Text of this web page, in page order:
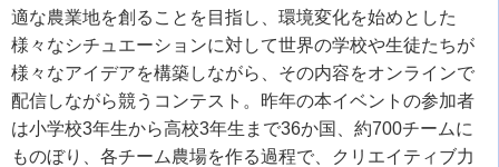
適な農業地を創ることを目指し、環境変化を始めとした
様々なシチュエーションに対して世界の学校や生徒たちが
様々なアイデアを構築しながら、その内容をオンラインで
配信しながら競うコンテスト。昨年の本イベントの参加者
は小学校3年生から高校3年生まで36か国、約700チームに
ものぼり、各チーム農場を作る過程で、クリエイティブ力